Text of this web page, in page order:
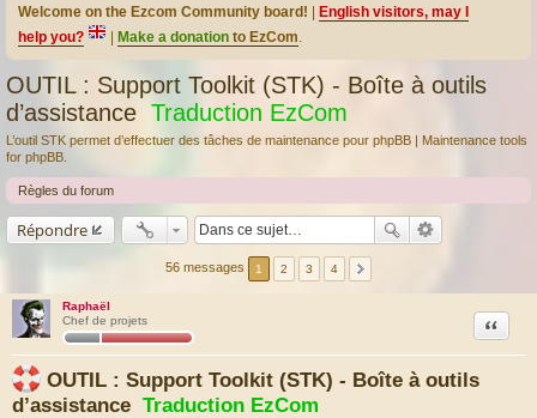
Welcome on the Ezcom Community board!
English visitors, may I
help you?
Make a donation to EzCom.
OUTIL : Support Toolkit (STK) - Boîte à outils
d’assistance Traduction EzCom
L’outil STK permet d’effectuer des tâches de maintenance pour phpBB | Maintenance tools
for phpBB.
Règles du forum
Répondre
56 messages 1 2 3 4
Raphaël
Chef de projets
OUTIL : Support Toolkit (STK) - Boîte à outils
d’assistance Traduction EzCom
Citation